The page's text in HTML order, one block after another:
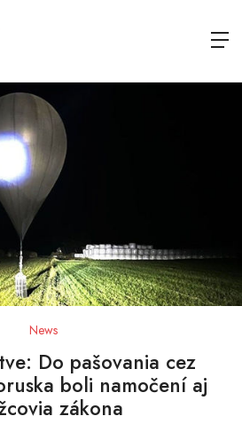
News
Do pašovania cez
boli namočení aj
zákona